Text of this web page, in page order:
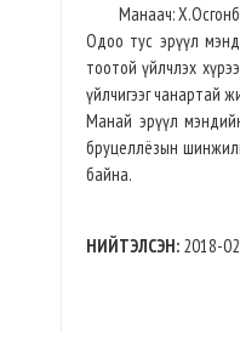
Манаач:
Одоо тус эрүүл
тоотой үйлчлэх
үйлчигээг чанартай
Манай эрүүл
бруцеллёзын
байна.
НИЙТЭЛСЭН: 2018-